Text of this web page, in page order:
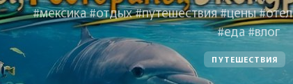
#мексика #отдых #путешествия #цены
#еда #влог
ПУТЕШЕСТВИЯ